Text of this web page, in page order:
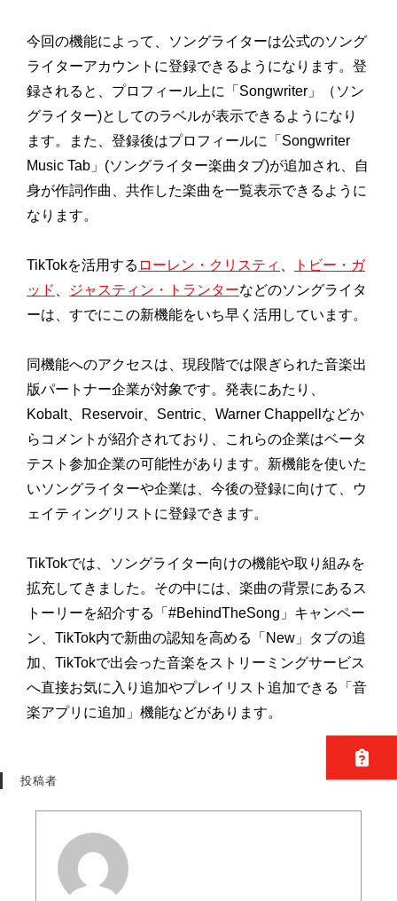
今回の機能によって、ソングライターは公式のソング
ライターアカウントに登録できるようになります。登
録されると、プロフィール上に「Songwriter」（ソン
グライター)としてのラベルが表示できるようになり
ます。また、登録後はプロフィールに「Songwriter
Music Tab」(ソングライター楽曲タブ)が追加され、自
身が作詞作曲、共作した楽曲を一覧表示できるように
なります。
TikTokを活用する ローレン・クリスティ
トビー・ガ
ッド
ジャスティン・トランターなどのソングライタ
ーは、すでにこの新機能をいち早く活用しています。
同機能へのアクセスは、現段階では限ぎられた音楽出
版パートナー企業が対象です。発表にあたり、
Kobalt、Reservoir、Sentric、Warner Chappellなどか
らコメントが紹介されており、これらの企業はベータ
テスト参加企業の可能性があります。新機能を使いた
いソングライターや企業は、今後の登録に向けて、ウ
ェイティングリストに登録できます。
TikTokでは、ソングライター向けの機能や取り組みを
拡充してきました。その中には、楽曲の背景にあるス
トーリーを紹介する「#BehindTheSong」キャンペー
ン、TikTok内で新曲の認知を高める「New」タブの追
加、TikTokで出会った音楽をストリーミングサービス
へ直接お気に入り追加やプレイリスト追加できる「音
楽アプリに追加」機能などがあります。
投稿者